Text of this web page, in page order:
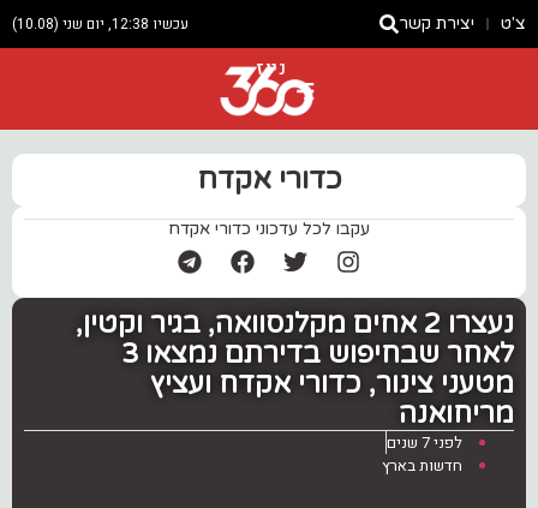
צ'ט יצירת קשר עכשיו 12:38, יום שני (10.08)
ניוז
כדורי אקדח
עקבו לכל עדכוני כדורי אקדח
נעצרו 2 אחים מקלנסוואה, בגיר וקטין,
לאחר שבחיפוש בדירתם נמצאו 3
מטעני צינור, כדורי אקדח ועציץ
מריחואנה
לפני 7 שנים
חדשות בארץ